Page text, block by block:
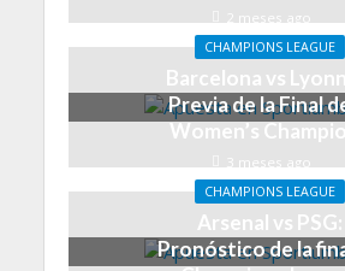
2 meses ago
CHAMPIONS LEAGUE
Barcelona vs
Previa de la Final
Women’s
3 meses ago
CHAMPIONS LEAGUE
Arsenal vs PSG:
Pronóstico de la